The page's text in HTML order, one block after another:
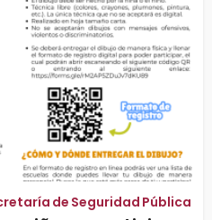
de Seguridad Pública